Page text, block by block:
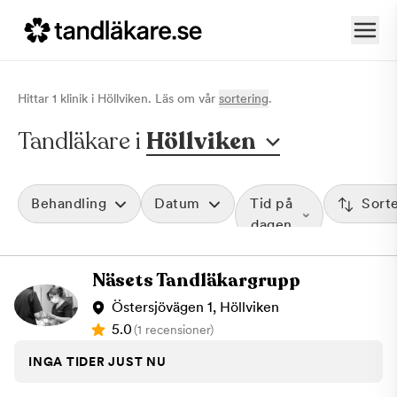
Hittar 1 klinik i Höllviken. Läs om vår sortering.
Tandläkare i Höllviken
Behandling Datum
Tid på
dagen
Näsets Tandläkargrupp
Östersjövägen 1, Höllviken
5.0(1 recensioner)
INGA TIDER JUST NU